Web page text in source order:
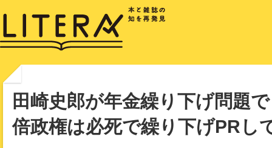
田崎史郎が年金繰り下げ問題
倍政権は必死で繰り下げPRし